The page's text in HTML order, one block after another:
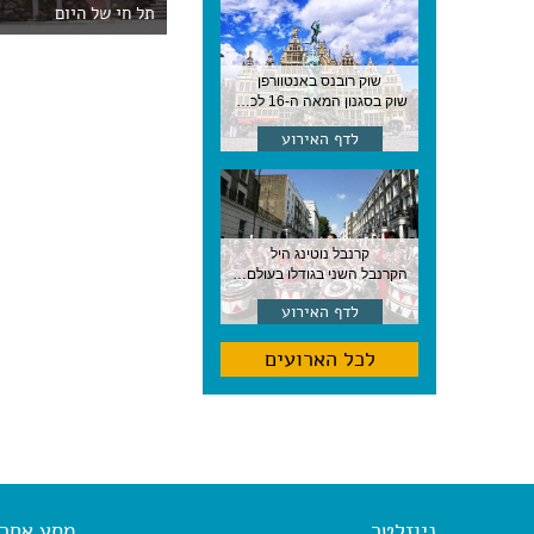
שוק רובנס באנטוורפן
שוק בסגנון המאה ה-16 לכבודו של הצייר המפורסם, בן העיר, נערך ב-15 באוגוסט באנטוורפן
לדף האירוע
קרנבל נוטינג היל
הקרנבל השני בגודלו בעולם, עם מוזיקה, תהלוכות ותחפושות. לונדון
לדף האירוע
לכל הארועים
תל חי של היום